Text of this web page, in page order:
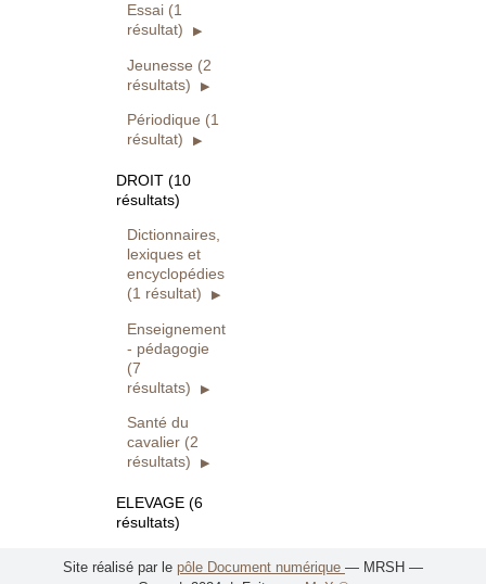
Essai (1
résultat)
Jeunesse (2
résultats)
Périodique (1
résultat)
DROIT (10
résultats)
Dictionnaires,
lexiques et
encyclopédies
(1 résultat)
Enseignement
- pédagogie
(7
résultats)
Santé du
cavalier (2
résultats)
ELEVAGE (6
résultats)
Achat du
cheval, être
Site réalisé par le pôle Document numérique — MRSH —